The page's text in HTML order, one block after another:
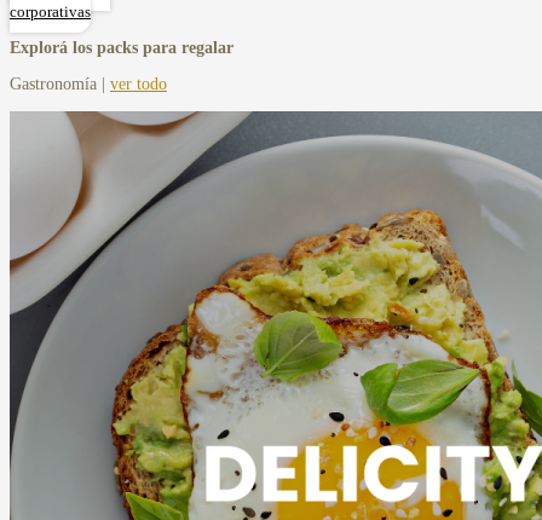
corporativas
Explorá los packs para regalar
Gastronomía | ver todo